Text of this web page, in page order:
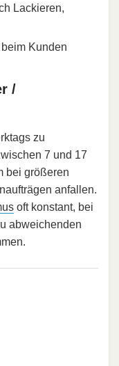
Lackieren,
Kunden
/
zu
7 und 17
bei größeren
anfallen.
oft konstant, bei
abweichenden